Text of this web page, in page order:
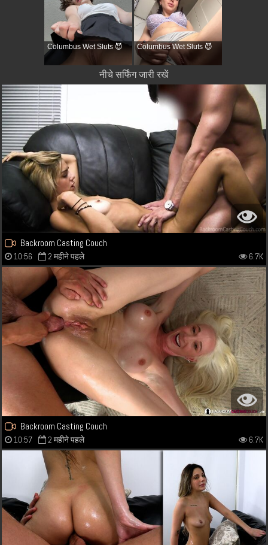
Columbus Wet Sluts 😈 Columbus Wet Sluts 😈
नीचे सर्फिंग जारी रखें
Backroom Casting Couch
10:56 2 महीने पहले 6.7K
Backroom Casting Couch
10:57 2 महीने पहले 6.7K